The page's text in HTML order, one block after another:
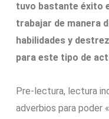
tuvo bastante éxito
trabajar de manera
habilidades y
para este tipo de
Pre-lectura, lectura
adverbios para poder